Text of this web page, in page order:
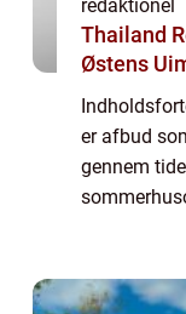
redaktionel
Thailand
Østens
er afbud
gennem